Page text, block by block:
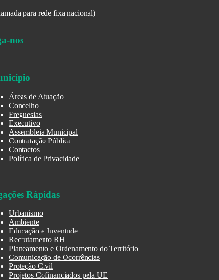
para rede fixa nacional)
nos
Áreas de Atuação
Concelho
Freguesias
Executivo
Assembleia Municipal
Contratação Pública
Contactos
Política de Privacidade
Rápidas
Urbanismo
Ambiente
Educação e Juventude
Recrutamento RH
Planeamento e Ordenamento do Território
Comunicação de Ocorrências
Proteção Civil
Projetos Cofinanciados pela UE